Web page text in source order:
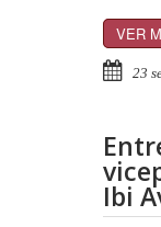
VER
23
Ibi